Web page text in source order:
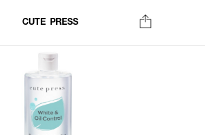
CUTE PRESS